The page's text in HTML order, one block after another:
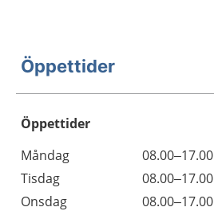
Öppettider
Öppettider
Dag
Öppettider
Kommentarer
Måndag
08.00–17.00
Tisdag
08.00–17.00
Onsdag
08.00–17.00